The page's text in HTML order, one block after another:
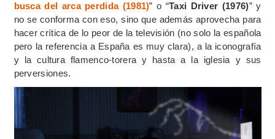
busca del arca perdida (1981)” o “Taxi Driver (1976)” y
no se conforma con eso, sino que además aprovecha para
hacer crítica de lo peor de la televisión (no solo la española
pero la referencia a España es muy clara), a la iconografía
y la cultura flamenco-torera y hasta a la iglesia y sus
perversiones.